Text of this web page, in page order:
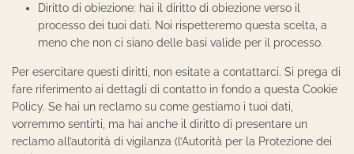
Diritto di obiezione: hai il diritto di obiezione verso il
processo dei tuoi dati. Noi rispetteremo questa scelta, a
meno che non ci siano delle basi valide per il processo.
Per esercitare questi diritti, non esitate a contattarci. Si prega di
fare riferimento ai dettagli di contatto in fondo a questa Cookie
Policy. Se hai un reclamo su come gestiamo i tuoi dati,
vorremmo sentirti, ma hai anche il diritto di presentare un
reclamo all’autorità di vigilanza (l’Autorità per la Protezione dei